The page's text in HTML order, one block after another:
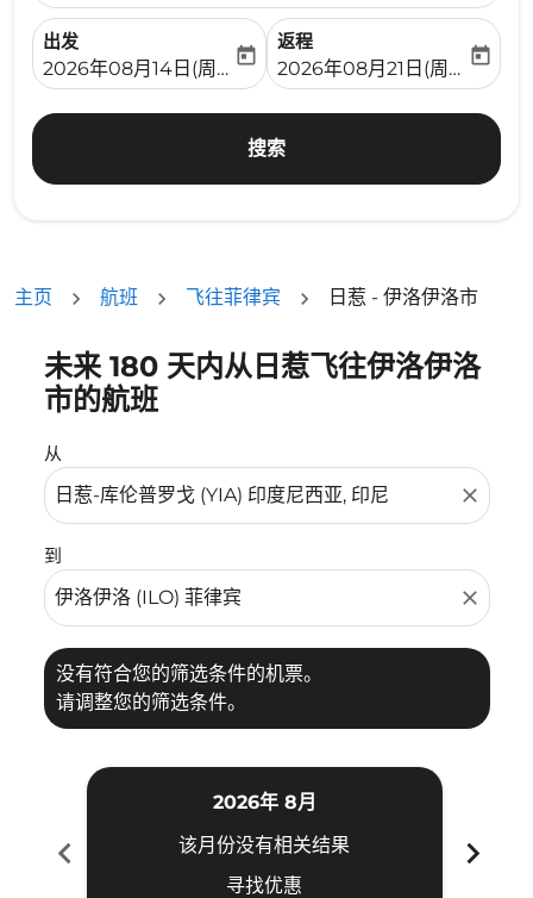
出发
fc-booking-departure-date-aria-label
2026年08月14日(周五)
today
返程
fc-booking-return-date-
2026年08月21日(周五)
today
搜索
主页 航班 飞往菲律宾 日惹 - 伊洛伊洛市
未来 180 天内从日惹飞往伊洛伊洛
市的航班
从
close
到
close
没有符合您的筛选条件的机票。
请调整您的筛选条件。
没有符合您的筛选条件的机票。请调整您的筛选条件。
chevron_left
2026年 8月
该月份没有相关结果
寻找优惠
chevron_right